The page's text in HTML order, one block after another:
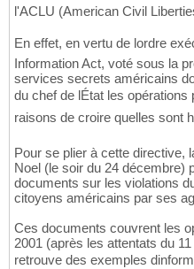
l'ACLU (American Civil
En effet, en vertu de lordre
Information Act, voté sous la
services secrets américains
du chef de lÉtat les
raisons de croire quelles sont
Pour se plier à cette directive,
Noel (le soir du 24 décembre)
documents sur les violations
citoyens américains par ses
Ces documents couvrent les
2001 (après les attentats du
retrouve des exemples